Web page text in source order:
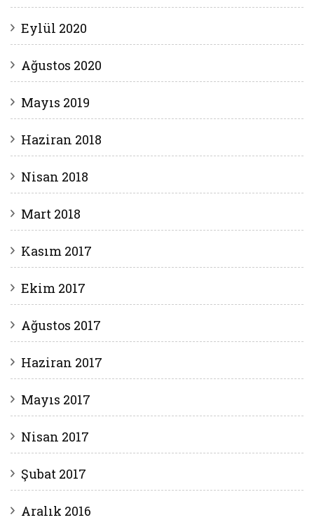
Eylül 2020
Ağustos 2020
Mayıs 2019
Haziran 2018
Nisan 2018
Mart 2018
Kasım 2017
Ekim 2017
Ağustos 2017
Haziran 2017
Mayıs 2017
Nisan 2017
Şubat 2017
Aralık 2016